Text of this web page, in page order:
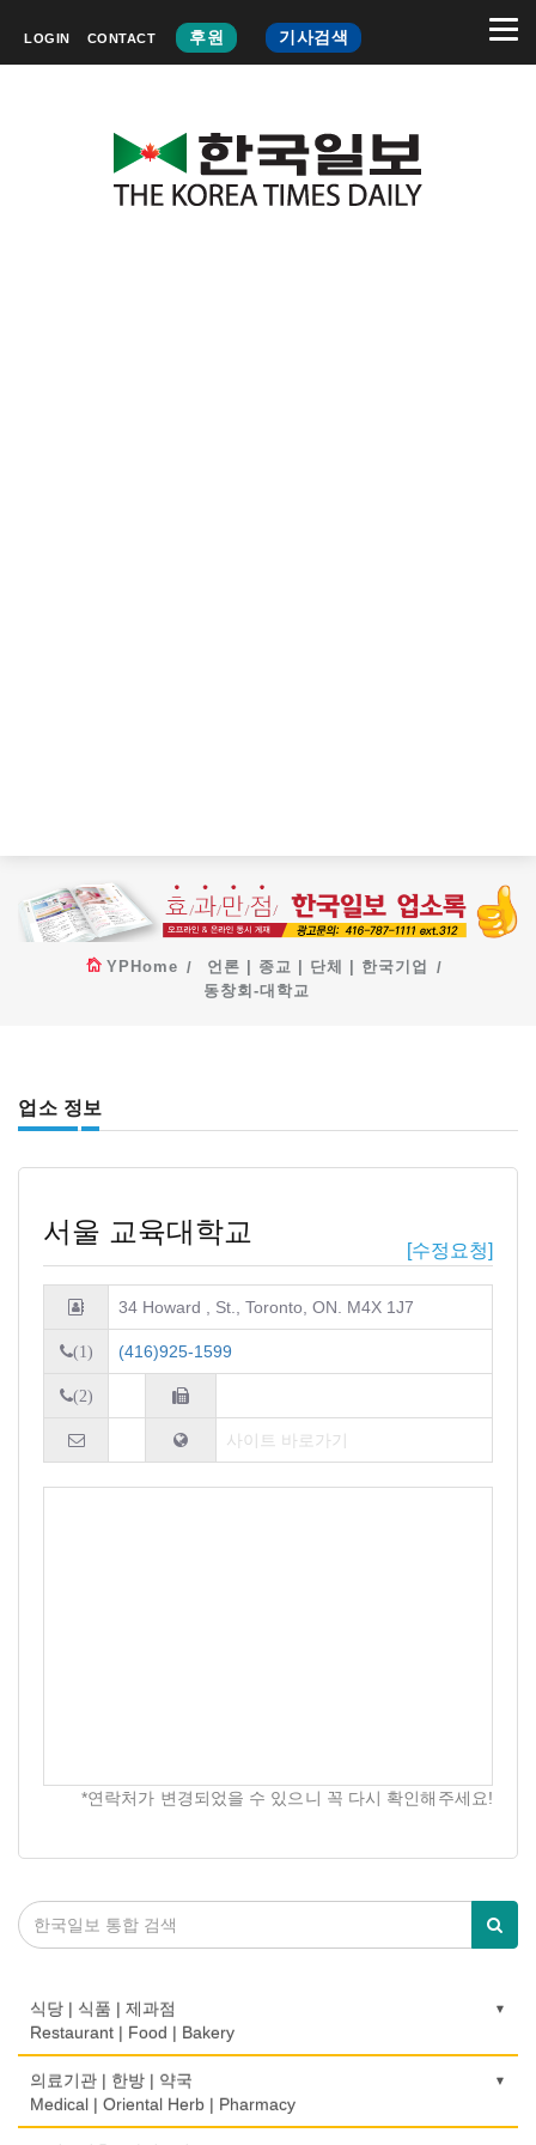
LOGIN CONTACT 후원 기사검색
YPHome
언론 | 종교 | 단체 | 한국기업
동창회-대학교
업소 정보
서울 교육대학교
[수정요청]
34 Howard , St., Toronto, ON. M4X 1J7
(1) (416)925-1599
(2)
사이트 바로가기
*연락처가 변경되었을 수 있으니 꼭 다시 확인해주세요!
식당 | 식품 | 제과점
Restaurant | Food | Bakery
농장
Farm
의료기관 | 한방 | 약국
Medical | Oriental Herb | Pharmacy